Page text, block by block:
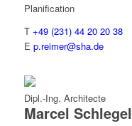
Planification
T +49 (231) 44 20 20 38
E p.reimer@sha.de
Dipl.-Ing. Architecte
Marcel Schlegel